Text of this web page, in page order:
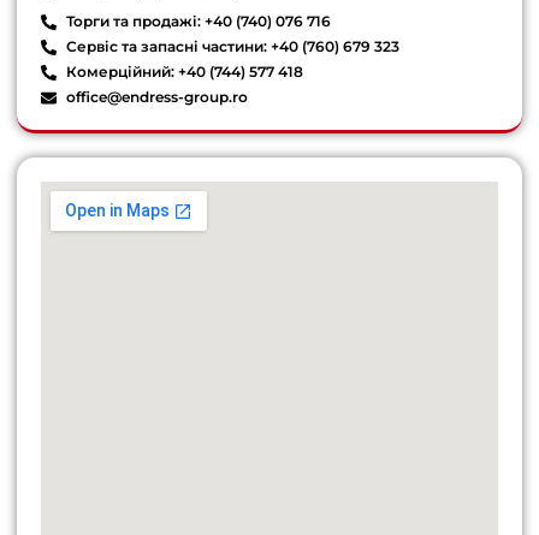
Торги та продажі: +40 (740) 076 716
Сервіс та запасні частини: +40 (760) 679 323
Комерційний: +40 (744) 577 418
office@endress-group.ro